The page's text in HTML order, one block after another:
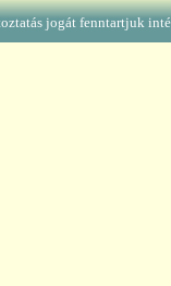
jogát fenntartjuk